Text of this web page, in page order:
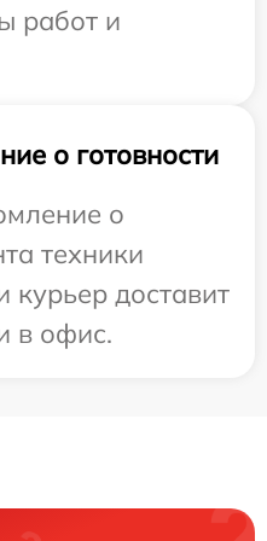
работ и
о готовности
о
техники
курьер доставит
в офис.